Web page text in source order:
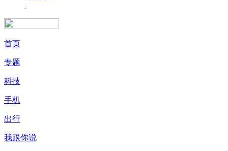
首页
专题
科技
手机
出行
我跟你说